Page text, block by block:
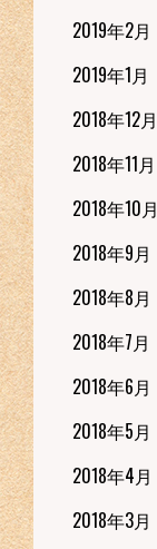
2019年2月
2019年1月
2018年12月
2018年11月
2018年10月
2018年9月
2018年8月
2018年7月
2018年6月
2018年5月
2018年4月
2018年3月